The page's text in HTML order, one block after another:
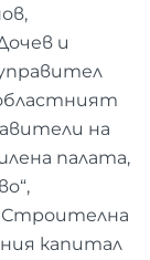
и
на
палата,
Строителна
капитал